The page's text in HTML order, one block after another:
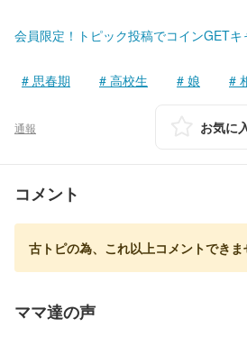
会員限定！トピック投稿でコインGET
思春期 高校生 娘
通報 お気に
コメント
古トピの為、これ以上コメントできま
ママ達の声